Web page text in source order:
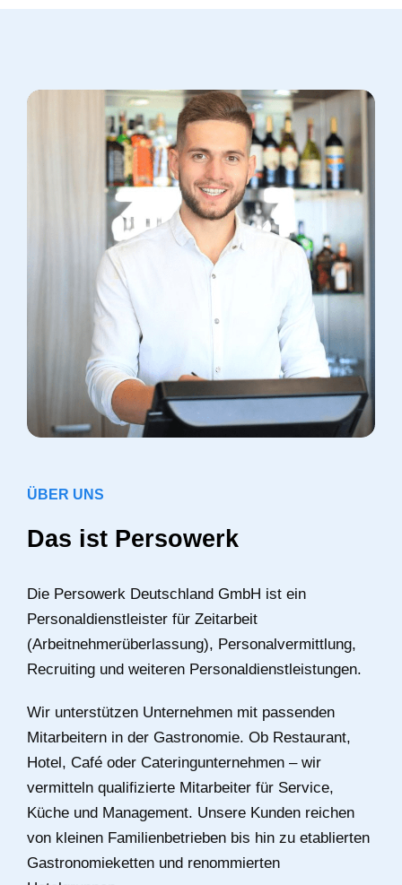
ÜBER UNS
Das ist Persowerk
Die Persowerk Deutschland GmbH ist ein
Personaldienstleister für Zeitarbeit
(Arbeitnehmerüberlassung), Personalvermittlung,
Recruiting und weiteren Personaldienstleistungen.
Wir unterstützen Unternehmen mit passenden
Mitarbeitern in der Gastronomie. Ob Restaurant,
Hotel, Café oder Cateringunternehmen – wir
vermitteln qualifizierte Mitarbeiter für Service,
Küche und Management. Unsere Kunden reichen
von kleinen Familienbetrieben bis hin zu etablierten
Gastronomieketten und renommierten